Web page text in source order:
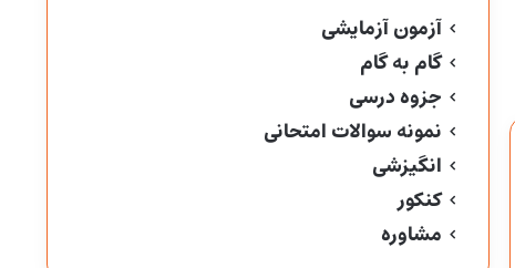
آزمون آزمایشی
گام به گام
جزوه درسی
نمونه سوالات امتحانی
انگیزشی
کنکور
مشاوره